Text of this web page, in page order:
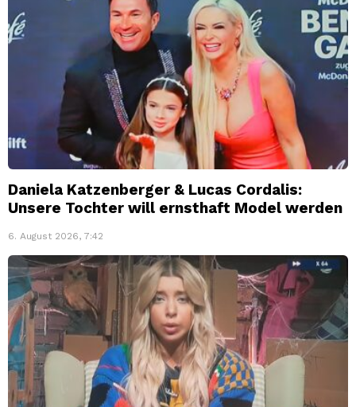
Daniela Katzenberger & Lucas Cordalis:
Unsere Tochter will ernsthaft Model werden
6. August 2026, 7:42